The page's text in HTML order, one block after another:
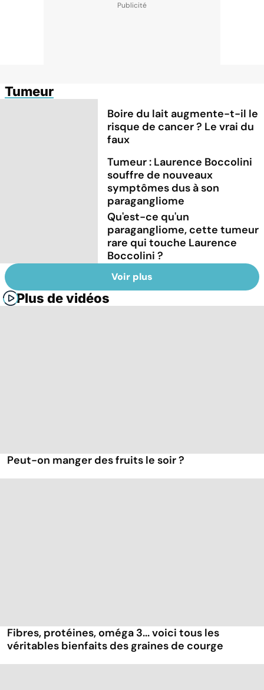
Tumeur
Boire du lait augmente-t-il le
risque de cancer ? Le vrai du
faux
Tumeur : Laurence Boccolini
souffre de nouveaux
symptômes dus à son
paragangliome
Qu'est-ce qu'un
paragangliome, cette tumeur
rare qui touche Laurence
Boccolini ?
Voir plus
Plus de vidéos
Peut-on manger des fruits le soir ?
Fibres, protéines, oméga 3... voici tous les
véritables bienfaits des graines de courge